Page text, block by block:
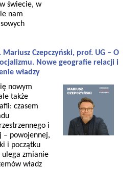
świecie, w
nam
Czepczyński, prof. UG – O
Nowe geografie relacji i
władzy
nowym
także
czasem
i
– powojennej,
i początku
ulega zmianie
władz